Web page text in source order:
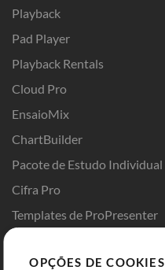
Playback
Pad Player
Playback Rentals
Cloud Pro
EnsaioMix
ChartBuilder
Pacote de Estudo Individual
Cifra Pro
Templates de ProPresenter
OPÇÕES DE COOKIES